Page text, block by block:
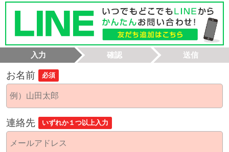
入力 確認 送信
お名前 必須
連絡先 いずれか１つ以上入力